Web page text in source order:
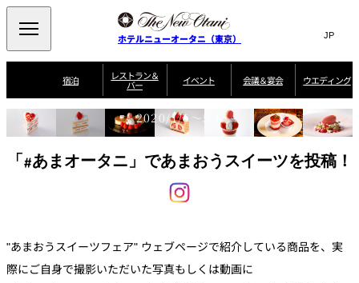
ホテルニューオータニ（東京） Search
サ
ト
内
検
索
窓
を
言
切
替
え
メ
ニ
ュ
ー
を
JP(日本語)
EN
Select Language▼
宿泊
ゼクティブハ ニューオータニ・
サービスガイド
ートメント 朝食のご案内 のご案内 お祝いに
レストラン＆
バー
ご案内
ソムリエ 個室のご案内
ご家族で楽し
む小個室
スイーツ
イベント 会議＆宴会
会
議
＆
宴
宴会ご予約・お問
合せフォーム
ウエディング
ウ
グ
ウエディングスタ
ムービー TOKYO
あまおうスイーツフェアInstagramキャン
ペーン2020
2020/1/6～5/6
「#あまオータニ」であまおうスイーツを投稿！
"あまおうスイーツフェア" ウェブページで紹介している商品を、実
際にご自身で撮影いただいた写真もしくは動画に